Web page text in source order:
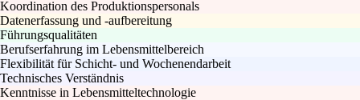
Koordination des Produktionspersonals
Datenerfassung und -aufbereitung
Führungsqualitäten
Berufserfahrung im Lebensmittelbereich
Flexibilität für Schicht- und Wochenendarbeit
Technisches Verständnis
Kenntnisse in Lebensmitteltechnologie